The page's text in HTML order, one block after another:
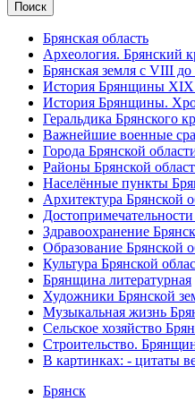
Брянская область
Археология. Брянский
Брянская земля с VIII
История Брянщины XIX
История Брянщины.
Геральдика Брянского
Важнейшие военные
Города Брянской
Районы Брянской
Населённые пункты
Архитектура Брянской
Здравоохранение
Образование Брянской
Культура Брянской
Брянщина литературная
Художники Брянской
Музыкальная жизнь
Сельское хозяйство
Строительство.
В картинках: - цитаты
Брянск